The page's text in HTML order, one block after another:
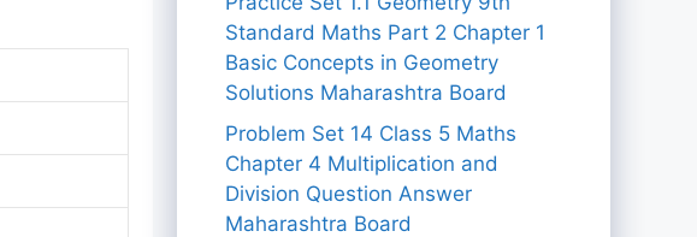
Standard Maths Part 2 Chapter 1
Basic Concepts in Geometry
Solutions Maharashtra Board
Problem Set 14 Class 5 Maths
Chapter 4 Multiplication and
Division Question Answer
Maharashtra Board